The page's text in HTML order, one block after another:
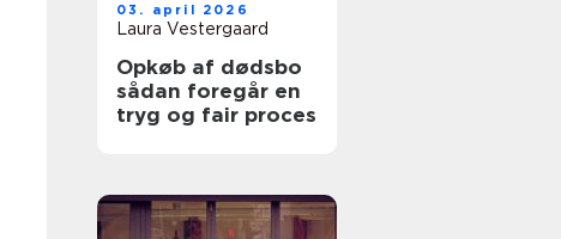
03. april 2026
Laura Vestergaard
Opkøb af dødsbo
sådan foregår en
tryg og fair proces